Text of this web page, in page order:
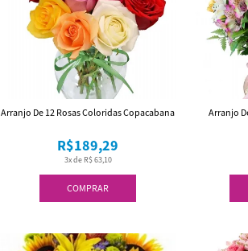
COMPRAR
3x de R$ 63,10
R$189,29
Arranjo De 12 Rosas Coloridas Copacabana Arranjo